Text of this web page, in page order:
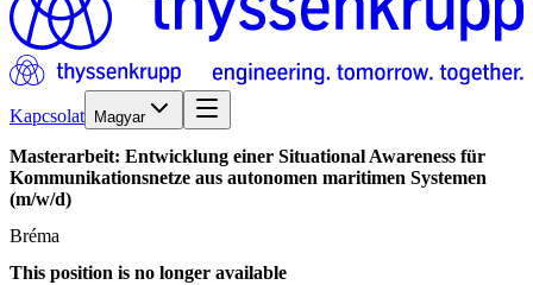
Kapcsolat Magyar
Masterarbeit: Entwicklung einer Situational Awareness für
Kommunikationsnetze aus autonomen maritimen Systemen
(m/w/d)
Bréma
This position is no longer available